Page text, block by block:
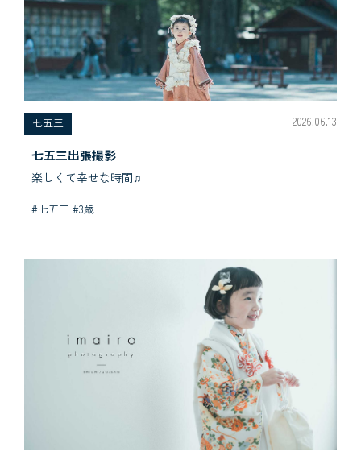
七五三 2026.06.13
七五三出張撮影
楽しくて幸せな時間♫
#七五三 #3歳